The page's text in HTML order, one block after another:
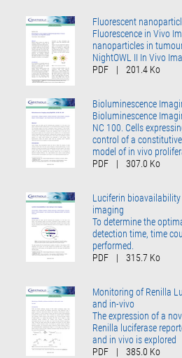
Fluorescent
Fluorescence in Vivo
nanoparticles in
NightOWL II In Vivo
PDF
| 201.4 Ko
Bioluminescence
Bioluminescence
NC 100. Cells
control of a
model of in vivo
PDF
| 307.0 Ko
Luciferin
imaging
To determine the
detection time, time
performed.
PDF
| 315.7 Ko
Monitoring of Renilla
and in-vivo
The expression of a
Renilla luciferase
and in vivo is explored
PDF
| 385.0 Ko